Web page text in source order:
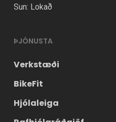
Sun: Lokað
ÞJÓNUSTA
Verkstæði
BikeFit
Hjólaleiga